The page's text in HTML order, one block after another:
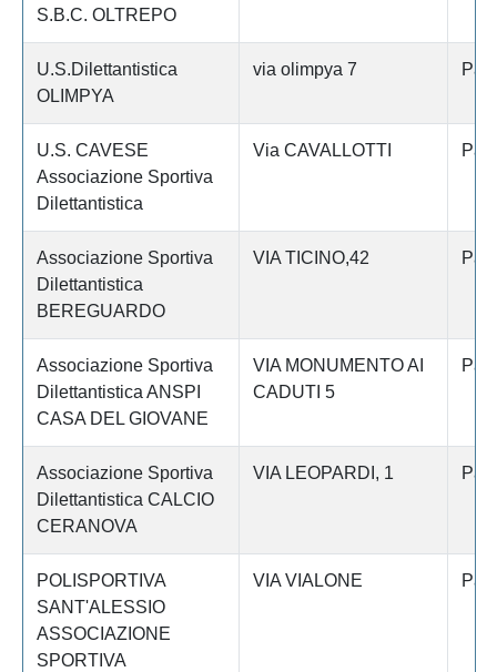
S.B.C. OLTREPO
U.S.Dilettantistica
OLIMPYA
via olimpya 7
U.S. CAVESE
Associazione Sportiva
Dilettantistica
Via CAVALLOTTI
Associazione Sportiva
Dilettantistica
BEREGUARDO
VIA TICINO,42
Associazione Sportiva
Dilettantistica ANSPI
CASA DEL GIOVANE
VIA MONUMENTO AI
CADUTI 5
Associazione Sportiva
Dilettantistica CALCIO
CERANOVA
VIA LEOPARDI, 1
POLISPORTIVA
SANT'ALESSIO
ASSOCIAZIONE
SPORTIVA
VIA VIALONE